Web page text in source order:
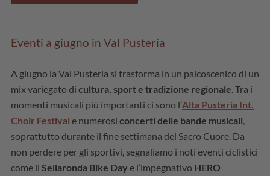
Eventi a giugno in Val Pusteria
A giugno la Val Pusteria si trasforma in un palcoscenico di un
mix variegato di cultura, sport e tradizione regionale . Tra i
momenti musicali più importanti ci sono l’Alta Pusteria Int.
Choir Festival e numerosi concerti delle bande musicali
soprattutto durante il fine settimana del Sacro Cuore. Da
non perdere per gli sportivi, segnaliamo i noti eventi ciclistici
come il Sellaronda Bike Day e l’impegnativo HERO